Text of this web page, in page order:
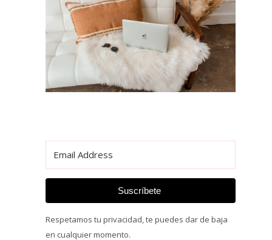
Suscríbete
Respetamos tu privacidad, te puedes dar de baja
en cualquier momento.